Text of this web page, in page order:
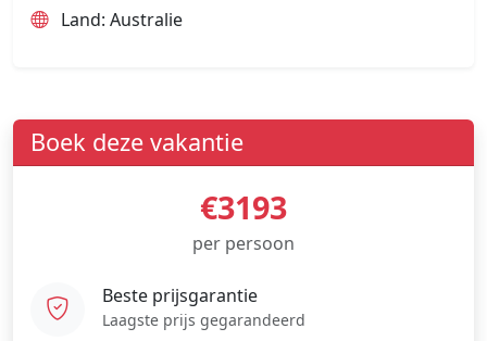
Land: Australie
Boek deze vakantie
€3193
per persoon
Beste prijsgarantie
Laagste prijs gegarandeerd